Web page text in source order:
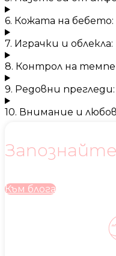
6. Кожата на бебето:
7. Играчки и облекла:
8. Контрол на
9. Редовни прегледи:
10. Внимание и
Към блога